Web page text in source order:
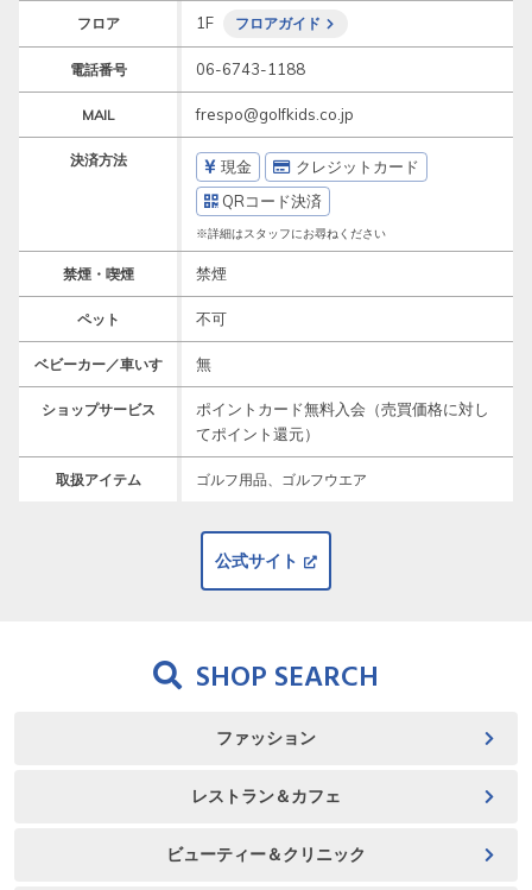
フロア 1F フロアガイド
電話番号 06-6743-1188
MAIL frespo@golfkids.co.jp
決済方法 現金
クレジットカード
QRコード決済
※詳細はスタッフにお尋ねください
禁煙・喫煙 禁煙
ペット 不可
ベビーカー／車いす 無
ショップサービス
ポイントカード無料入会（売買価格に対し
てポイント還元）
取扱アイテム ゴルフ用品、ゴルフウエア
公式サイト
SHOP SEARCH
ファッション
レストラン＆カフェ
ビューティー＆クリニック